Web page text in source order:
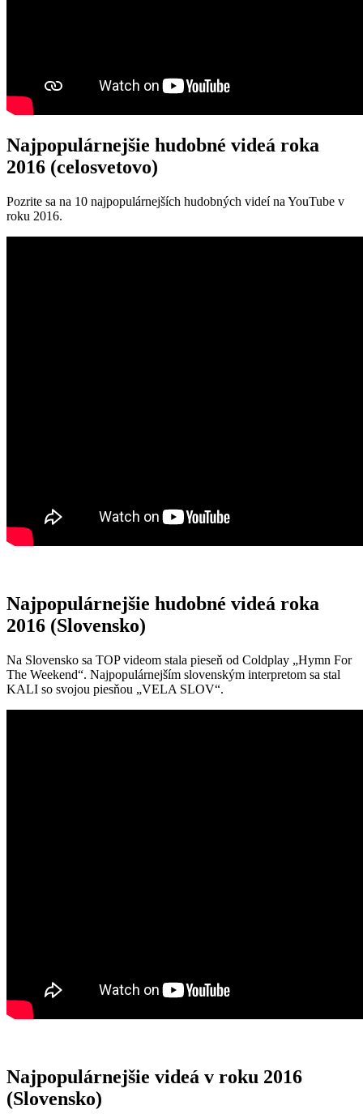
Najpopulárnejšie hudobné videá roka
2016 (celosvetovo)
Pozrite sa na 10 najpopulárnejších hudobných videí na YouTube v
roku 2016.
Najpopulárnejšie hudobné videá roka
2016 (Slovensko)
Na Slovensko sa TOP videom stala pieseň od Coldplay „Hymn For
The Weekend“. Najpopulárnejším slovenským interpretom sa stal
KALI so svojou piesňou „VELA SLOV“.
Najpopulárnejšie videá v roku 2016
(Slovensko)